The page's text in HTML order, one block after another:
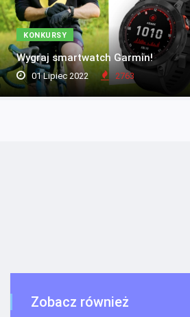
KONKURSY
Wygraj smartwatch Garmin!
01 Lipiec 2022 2763
Zobacz również